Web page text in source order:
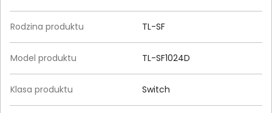
Rodzina produktu TL-SF
Model produktu TL-SF1024D
Klasa produktu Switch